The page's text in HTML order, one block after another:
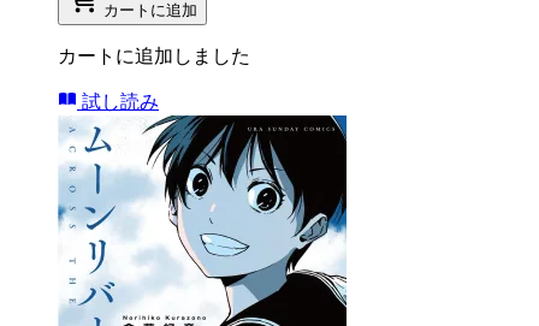
カートに追加
カートに追加しました
試し読み